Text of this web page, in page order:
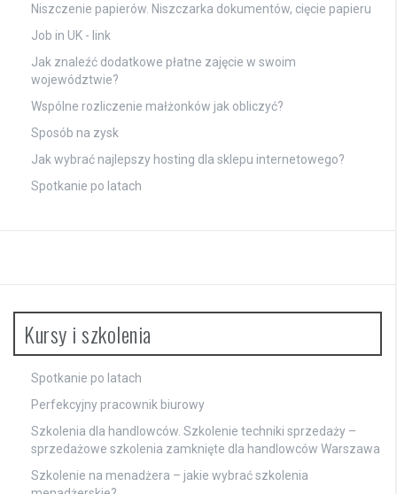
Niszczenie papierów. Niszczarka dokumentów, cięcie papieru
Job in UK - link
Jak znaleźć dodatkowe płatne zajęcie w swoim
województwie?
Wspólne rozliczenie małżonków jak obliczyć?
Sposób na zysk
Jak wybrać najlepszy hosting dla sklepu internetowego?
Spotkanie po latach
Kursy i szkolenia
Spotkanie po latach
Perfekcyjny pracownik biurowy
Szkolenia dla handlowców. Szkolenie techniki sprzedaży –
sprzedażowe szkolenia zamknięte dla handlowców Warszawa
Szkolenie na menadżera – jakie wybrać szkolenia